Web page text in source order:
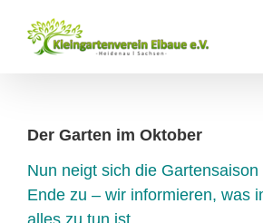
Inhalt
springen
Der Garten im Oktober
Nun neigt sich die
Ende zu – wir informieren, was